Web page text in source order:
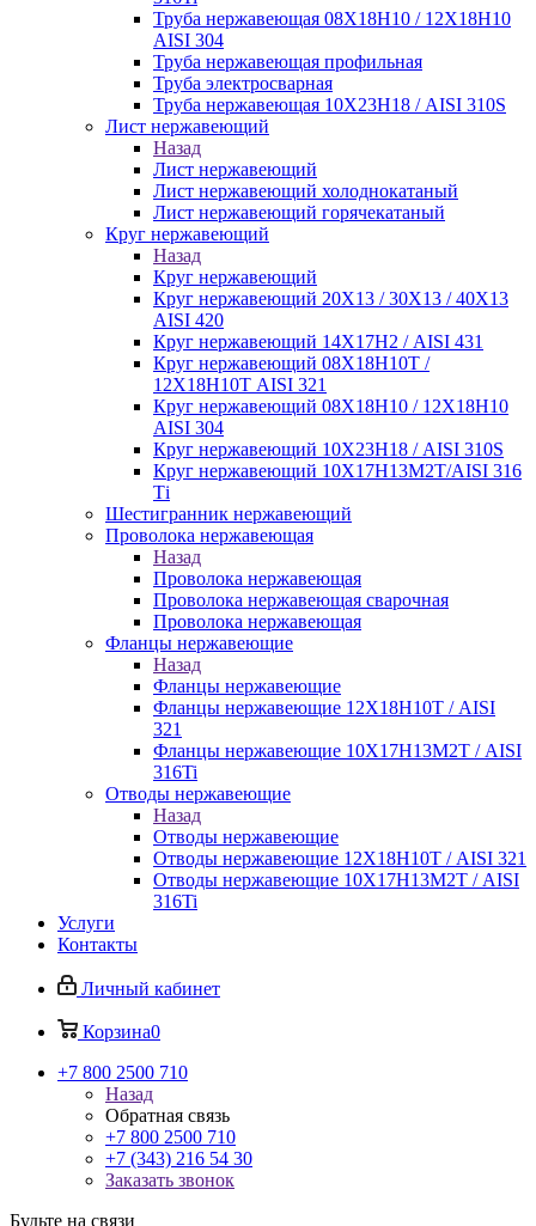
Труба нержавеющая 08Х18Н10 / 12Х18Н10
AISI 304
Труба нержавеющая профильная
Труба электросварная
Труба нержавеющая 10Х23Н18 / AISI 310S
Лист нержавеющий
Назад
Лист нержавеющий
Лист нержавеющий холоднокатаный
Лист нержавеющий горячекатаный
Круг нержавеющий
Назад
Круг нержавеющий
Круг нержавеющий 20Х13 / 30Х13 / 40Х13
AISI 420
Круг нержавеющий 14Х17Н2 / AISI 431
Круг нержавеющий 08Х18Н10Т /
12Х18Н10Т AISI 321
Круг нержавеющий 08Х18Н10 / 12Х18Н10
AISI 304
Круг нержавеющий 10Х23Н18 / AISI 310S
Круг нержавеющий 10Х17Н13М2Т/AISI 316
Тi
Шестигранник нержавеющий
Проволока нержавеющая
Назад
Проволока нержавеющая
Проволока нержавеющая сварочная
Проволока нержавеющая
Фланцы нержавеющие
Назад
Фланцы нержавеющие
Фланцы нержавеющие 12Х18Н10Т / AISI
321
Фланцы нержавеющие 10Х17Н13М2Т / AISI
316Ti
Отводы нержавеющие
Назад
Отводы нержавеющие
Отводы нержавеющие 12Х18Н10Т / AISI 321
Отводы нержавеющие 10Х17Н13М2Т / AISI
316Ti
Услуги
Контакты
Личный кабинет
Корзина0
+7 800 2500 710
Назад
Обратная связь
+7 800 2500 710
+7 (343) 216 54 30
Заказать звонок
Будьте на связи